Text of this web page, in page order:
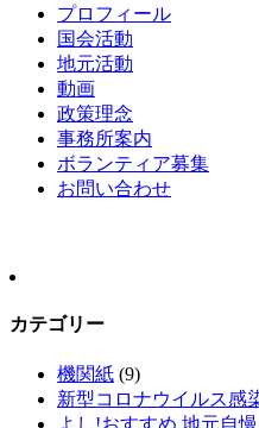
プロフィール
国会活動
地元活動
動画
政策理念
事務所案内
ボランティア募集
お問い合わせ
カテゴリー
機関紙 (9)
新型コロナウイルス感